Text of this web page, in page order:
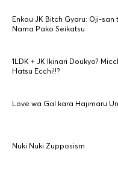
Enkou JK Bitch Gyaru: Oji-san
Nama Pako Seikatsu
1LDK + JK Ikinari Doukyo?
Hatsu Ecchi!!?
Love wa Gal kara Hajimaru
Nuki Nuki Zupposism